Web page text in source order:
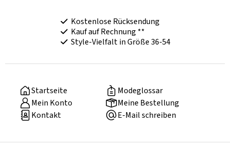
Kostenlose Rücksendung
Kauf auf Rechnung **
Style-Vielfalt in Größe 36-54
Startseite
Modeglossar
Mein Konto
Meine Bestellung
Kontakt
E-Mail schreiben